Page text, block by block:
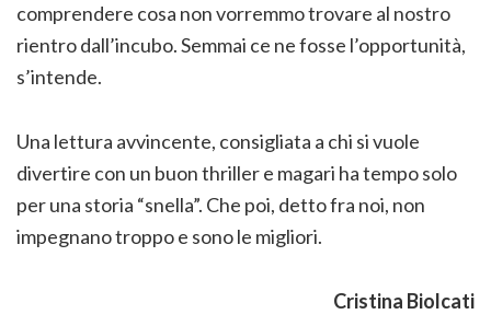
comprendere cosa non vorremmo trovare al nostro
rientro dall’incubo. Semmai ce ne fosse l’opportunità,
s’intende.
Una lettura avvincente, consigliata a chi si vuole
divertire con un buon thriller e magari ha tempo solo
per una storia “snella”. Che poi, detto fra noi, non
impegnano troppo e sono le migliori.
Cristina Biolcati